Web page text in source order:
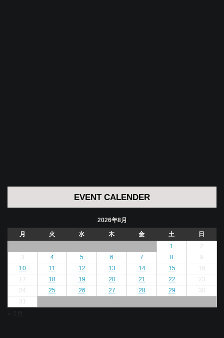
EVENT CALENDER
2026年8月
月
火 水 木 金 土
日
1
2
3
4 5 6 7 8
9
10
11 12 13 14 15
16
17
18 19 20 21 22
23
24
25 26 27 28 29
30
31
« 7月